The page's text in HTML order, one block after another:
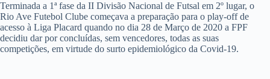
Terminada a 1ª fase da II Divisão Nacional de Futsal em 2º lugar, o
Rio Ave Futebol Clube começava a preparação para o play-off de
acesso à Liga Placard quando no dia 28 de Março de 2020 a FPF
decidiu dar por concluídas, sem vencedores, todas as suas
competições, em virtude do surto epidemiológico da Covid-19.